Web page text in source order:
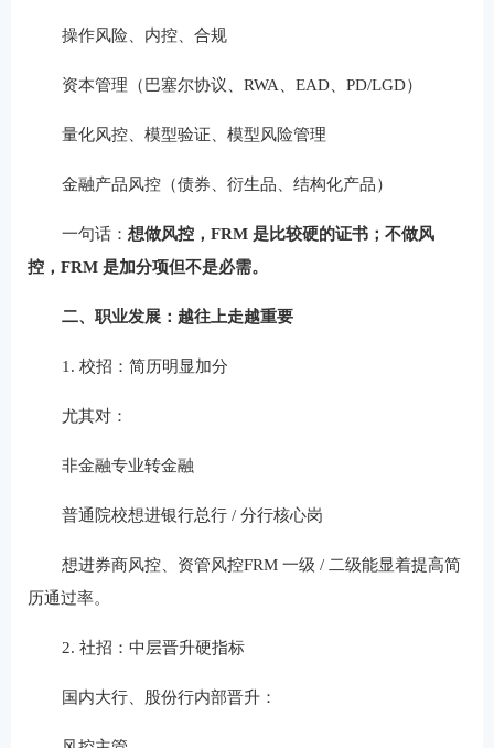
操作风险、内控、合规
资本管理（巴塞尔协议、RWA、EAD、PD/LGD）
量化风控、模型验证、模型风险管理
金融产品风控（债券、衍生品、结构化产品）
一句话： 想做风控，FRM 是比较硬的证书；不做风
控，FRM 是加分项但不是必需。
二、职业发展：越往上走越重要
1. 校招：简历明显加分
尤其对：
非金融专业转金融
普通院校想进银行总行 / 分行核心岗
想进券商风控、资管风控FRM 一级 / 二级能显着提高简
历通过率。
2. 社招：中层晋升硬指标
国内大行、股份行内部晋升：